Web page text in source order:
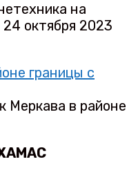
на
24 октября 2023
Меркава в районе